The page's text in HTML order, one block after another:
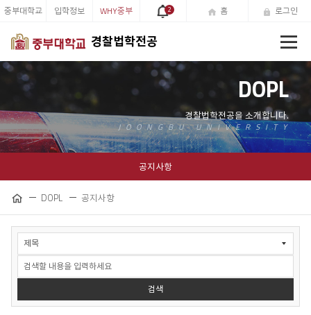
경찰법학전공
중부대학교 입학정보 WHY중부 2 홈 로그인
DOPL
공지사항
홈
DOPL 공지사항
유
하
공
항
색
검색